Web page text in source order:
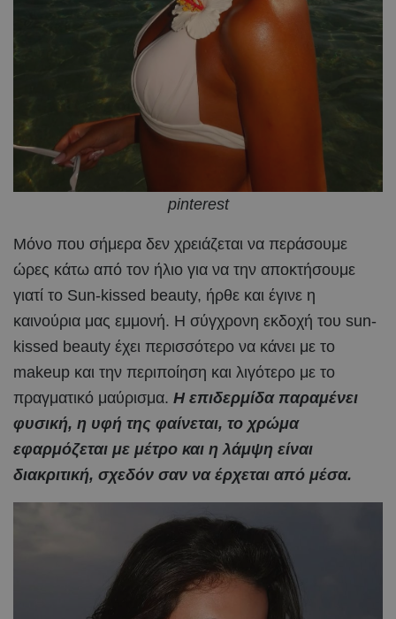
pinterest
Μόνο που σήμερα δεν χρειάζεται να περάσουμε
ώρες κάτω από τον ήλιο για να την αποκτήσουμε
γιατί το Sun-kissed beauty, ήρθε και έγινε η
καινούρια μας εμμονή. Η σύγχρονη εκδοχή του sun-
kissed beauty έχει περισσότερο να κάνει με το
makeup και την περιποίηση και λιγότερο με το
πραγματικό μαύρισμα. Η επιδερμίδα παραμένει
φυσική, η υφή της φαίνεται, το χρώμα
εφαρμόζεται με μέτρο και η λάμψη είναι
διακριτική, σχεδόν σαν να έρχεται από μέσα.